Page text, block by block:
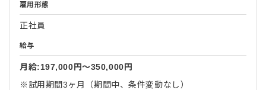
雇用形態
正社員
給与
月給:197,000円〜350,000円
※試用期間3ヶ月（期間中、条件変動なし）